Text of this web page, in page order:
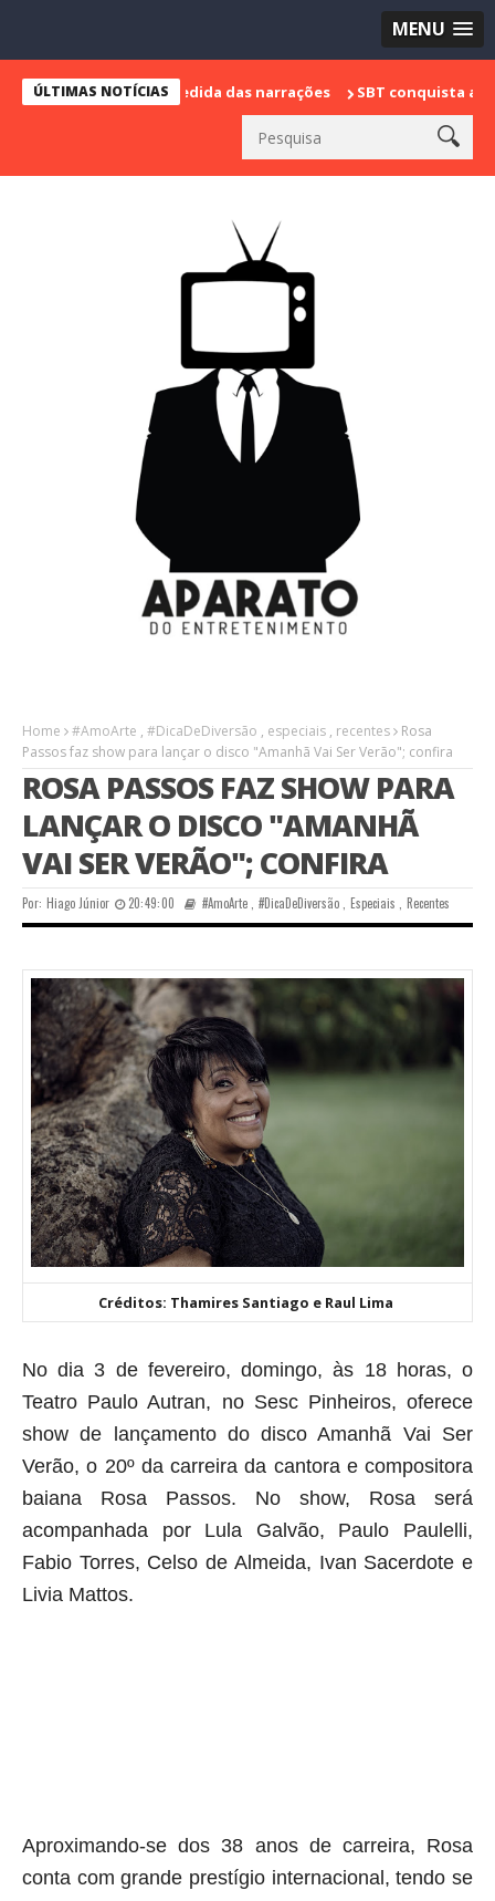
MENU
ÚLTIMAS NOTÍCIAS
sua despedida das narrações SBT conquista a vice
Home #AmoArte , #DicaDeDiversão , especiais , recentes
Rosa
Passos faz show para lançar o disco "Amanhã Vai Ser Verão"; confira
ROSA PASSOS FAZ SHOW PARA
LANÇAR O DISCO "AMANHÃ
VAI SER VERÃO"; CONFIRA
Por: Hiago Júnior 20:49:00 #AmoArte ,#DicaDeDiversão Especiais Recentes
Créditos: Thamires Santiago e Raul Lima
No dia 3 de fevereiro, domingo, às 18 horas, o
Teatro Paulo Autran, no Sesc Pinheiros, oferece
show de lançamento do disco Amanhã Vai Ser
Verão, o 20º da carreira da cantora e compositora
baiana Rosa Passos. No show, Rosa será
acompanhada por Lula Galvão, Paulo Paulelli,
Fabio Torres, Celso de Almeida, Ivan Sacerdote e
Livia Mattos.
Aproximando-se dos 38 anos de carreira, Rosa
conta com grande prestígio internacional, tendo se